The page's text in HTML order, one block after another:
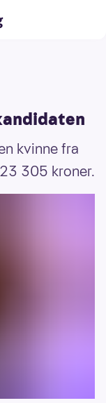
kvinne fra
305 kroner.